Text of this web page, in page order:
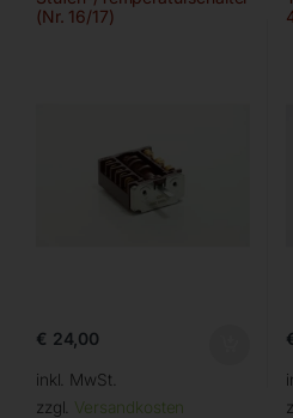
(Nr. 16/17)
€ 24,00
inkl. MwSt.
zzgl. Versandkosten